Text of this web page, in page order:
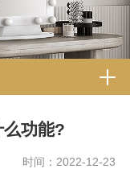
功能?
时间：2022-12-23